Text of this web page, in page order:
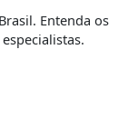
Entenda os